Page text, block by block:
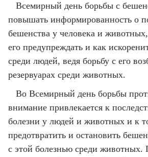
Всемирный день борьбы с
повышать информированность о
бешенства у человека и животных,
его предупреждать и как
среди людей, ведя борьбу с его
резервуарах среди животных.
Во Всемирный день борьбы
внимание привлекается к
болезни у людей и животных и к
предотвратить и остановить
с этой болезнью среди